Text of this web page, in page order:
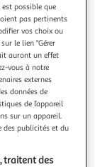
possible que
pas pertinents
vos choix ou
le lien "Gérer
auront un effet
vous à notre
externes
données de
de l’appareil
sur un appareil.
des publicités et du
traitent des